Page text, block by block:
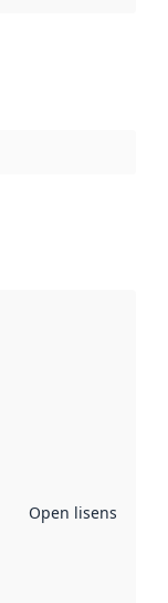
Open lisens